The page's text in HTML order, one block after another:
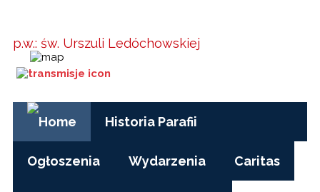
p.w.: św. Urszuli Ledóchowskiej
Historia Parafii
Ogłoszenia Wydarzenia Caritas